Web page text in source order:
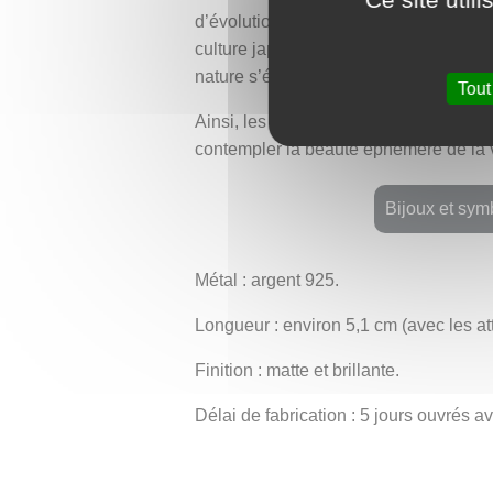
d’évolution. Chaque floraison est un
culture japonaise, la floraison des
nature s’éveille après l’hiver.
Ainsi, les boucles d’oreilles Haruna
contempler la beauté éphémère de
Bijoux et
Métal : argent 925.
Longueur : environ 5,1 cm (avec les
Finition : matte et brillante.
Délai de fabrication : 5 jours ouvrés